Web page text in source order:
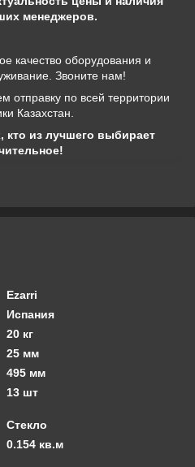
менеджеров.
качество оборудования и
Звоните нам!
отправку по всей территории
Казахстан.
кто из лучшего выбирает
Ezarri
Испания
20 кг
25 мм
495 мм
13 шт
Стекло
0.154 кв.м